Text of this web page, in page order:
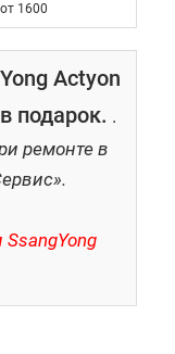
8 – 11.4л
и системы
ABS,
от 1600
Actyon
подарок. .
ремонте в